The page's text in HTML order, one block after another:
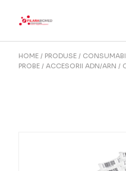
HOME PRODUSE
PROBE
ACCESORII ADN/ARN